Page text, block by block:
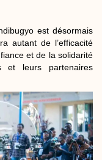
est désormais
autant de l’efficacité
et de la solidarité
et leurs partenaires